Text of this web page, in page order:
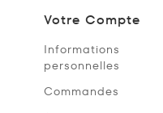
Votre Compte
Informations
personnelles
Commandes